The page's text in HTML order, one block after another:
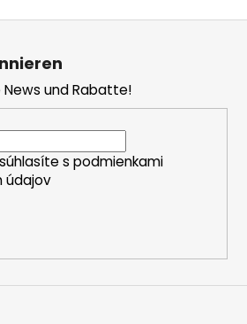
News und Rabatte!
s podmienkami
údajov